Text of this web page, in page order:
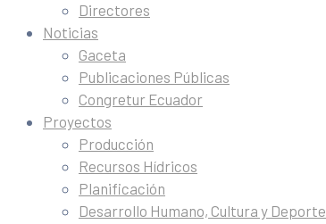
Directores
Noticias
Gaceta
Publicaciones Públicas
Congretur Ecuador
Proyectos
Producción
Recursos Hídricos
Planificación
Desarrollo Humano, Cultura y Deporte